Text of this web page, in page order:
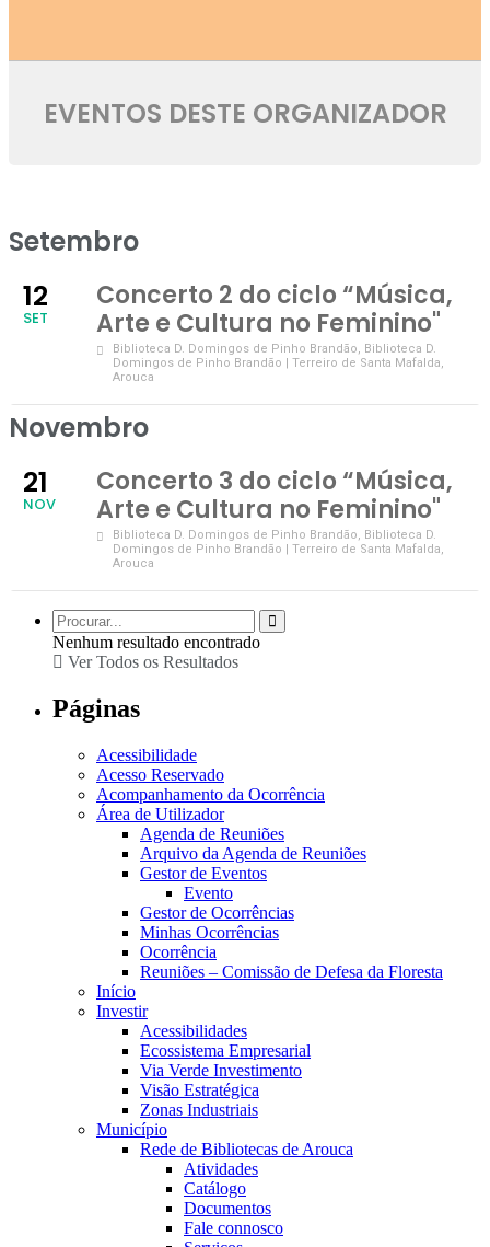
EVENTOS DESTE ORGANIZADOR
Setembro
12
SET
Concerto 2 do ciclo “Música,
Arte e Cultura no Feminino"
Biblioteca D. Domingos de Pinho Brandão, Biblioteca D.
Domingos de Pinho Brandão | Terreiro de Santa Mafalda,
Arouca
Novembro
21
NOV
Concerto 3 do ciclo “Música,
Arte e Cultura no Feminino"
Biblioteca D. Domingos de Pinho Brandão, Biblioteca D.
Domingos de Pinho Brandão | Terreiro de Santa Mafalda,
Arouca
Nenhum resultado encontrado
Ver Todos os Resultados
Páginas
Acessibilidade
Acesso Reservado
Acompanhamento da Ocorrência
Área de Utilizador
Agenda de Reuniões
Arquivo da Agenda de Reuniões
Gestor de Eventos
Evento
Gestor de Ocorrências
Minhas Ocorrências
Ocorrência
Reuniões – Comissão de Defesa da Floresta
Início
Investir
Acessibilidades
Ecossistema Empresarial
Via Verde Investimento
Visão Estratégica
Zonas Industriais
Município
Rede de Bibliotecas de Arouca
Atividades
Catálogo
Documentos
Fale connosco